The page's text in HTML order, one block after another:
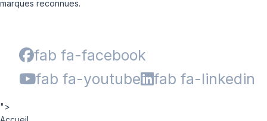
marques reconnues.
fab fa-facebook
fab fa-youtube
fab fa-linkedin
">